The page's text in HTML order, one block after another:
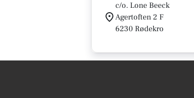
c/o. Lone Beeck
Agertoften 2 F
6230 Rødekro